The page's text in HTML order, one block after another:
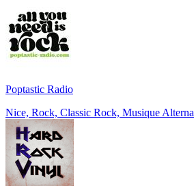
Poptastic Radio
Nice, Rock, Classic Rock, Musique